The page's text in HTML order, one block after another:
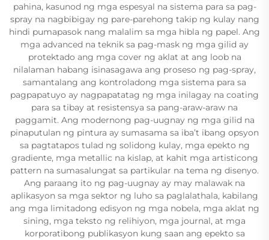
pahina, kasunod ng mga espesyal na sistema para sa pag-
spray na nagbibigay ng pare-parehong takip ng kulay nang
hindi pumapasok nang malalim sa mga hibla ng papel. Ang
mga advanced na teknik sa pag-mask ng mga gilid ay
protektado ang mga cover ng aklat at ang loob na
nilalaman habang isinasagawa ang proseso ng pag-spray,
samantalang ang kontroladong mga sistema para sa
pagpapatuyo ay nagpapatatag ng mga inilagay na coating
para sa tibay at resistensya sa pang-araw-araw na
paggamit. Ang modernong pag-uugnay ng mga gilid na
pinaputulan ng pintura ay sumasama sa iba’t ibang opsyon
sa pagtatapos tulad ng solidong kulay, mga epekto ng
gradiente, mga metallic na kislap, at kahit mga artisticong
pattern na sumasalungat sa partikular na tema ng disenyo.
Ang paraang ito ng pag-uugnay ay may malawak na
aplikasyon sa mga sektor ng luho sa paglalathala, kabilang
ang mga limitadong edisyon ng mga nobela, mga aklat ng
sining, mga teksto ng relihiyon, mga journal, at mga
korporatibong publikasyon kung saan ang epekto sa